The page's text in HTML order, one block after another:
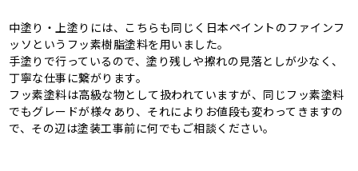
中塗り・上塗りには、こちらも同じく日本ペイントのファインフ
ッソというフッ素樹脂塗料を用いました。
手塗りで行っているので、塗り残しや擦れの見落としが少なく、
丁寧な仕事に繋がります。
フッ素塗料は高級な物として扱われていますが、同じフッ素塗料
でもグレードが様々あり、それによりお値段も変わってきますの
で、その辺は塗装工事前に何でもご相談ください。